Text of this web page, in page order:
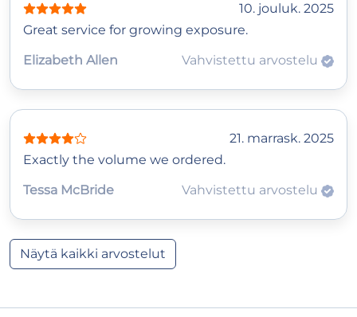
10. jouluk. 2025
Great service for growing exposure.
Elizabeth Allen
Vahvistettu arvostelu
21. marrask. 2025
Exactly the volume we ordered.
Tessa McBride
Vahvistettu arvostelu
Näytä kaikki arvostelut